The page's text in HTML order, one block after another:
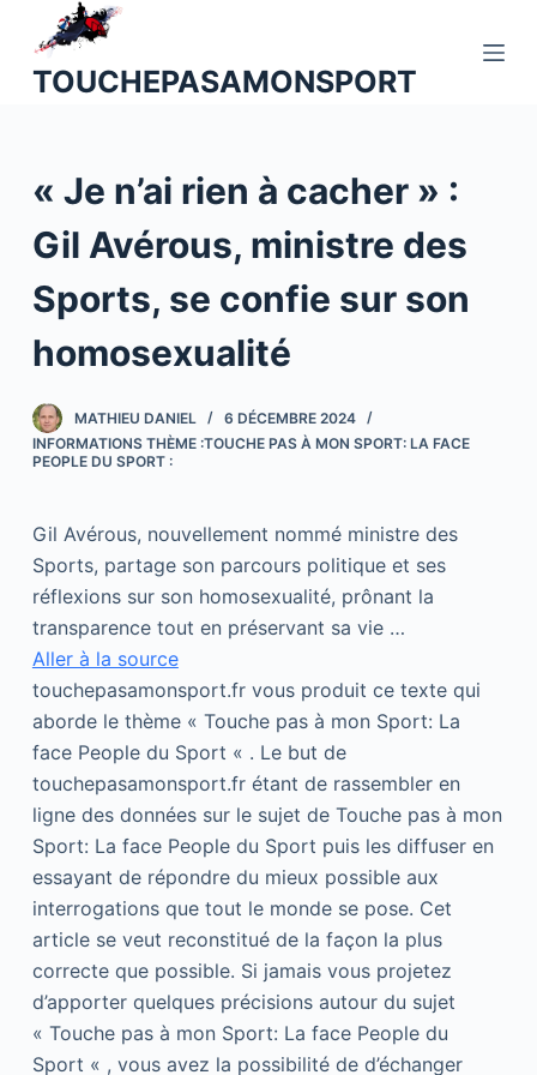
u
o
n
n
u
TOUCHEPASAMONSPORT
« Je n’ai rien à cacher » :
Gil Avérous, ministre des
Sports, se confie sur son
homosexualité
MATHIEU DANIEL
6 DÉCEMBRE 2024
INFORMATIONS THÈME :TOUCHE PAS À MON SPORT: LA FACE
PEOPLE DU SPORT :
Gil Avérous, nouvellement nommé ministre des
Sports, partage son parcours politique et ses
réflexions sur son homosexualité, prônant la
transparence tout en préservant sa vie …
Aller à la source
touchepasamonsport.fr vous produit ce texte qui
aborde le thème « Touche pas à mon Sport: La
face People du Sport « . Le but de
touchepasamonsport.fr étant de rassembler en
ligne des données sur le sujet de Touche pas à mon
Sport: La face People du Sport puis les diffuser en
essayant de répondre du mieux possible aux
interrogations que tout le monde se pose. Cet
article se veut reconstitué de la façon la plus
correcte que possible. Si jamais vous projetez
d’apporter quelques précisions autour du sujet
« Touche pas à mon Sport: La face People du
Sport « , vous avez la possibilité de d’échanger